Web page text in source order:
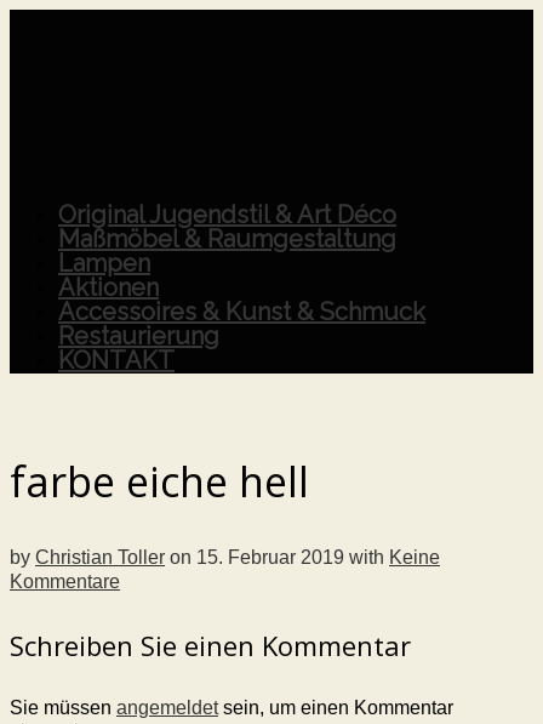
Original Jugendstil & Art Déco
Maßmöbel & Raumgestaltung
Lampen
Aktionen
Accessoires & Kunst & Schmuck
Restaurierung
KONTAKT
farbe eiche hell
by Christian Toller on 15. Februar 2019 with Keine
Kommentare
Schreiben Sie einen Kommentar
Sie müssen angemeldetsein, um einen Kommentar